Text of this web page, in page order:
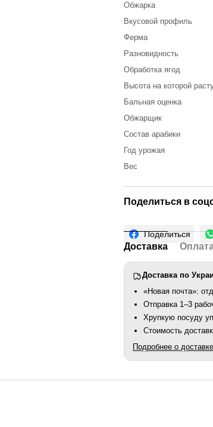
Обжарка
Вкусовой профиль
Ферма
Разновидность
Обработка ягод
Высота на которой
Бальная оценка
Обжарщик
Состав арабики
Год урожая
Вес
Поделиться в
Поделиться
Доставка
Доставка по
«Новая почта»:
Отправка 1–3
Хрупкую посуду
Стоимость
Подробнее о доставке